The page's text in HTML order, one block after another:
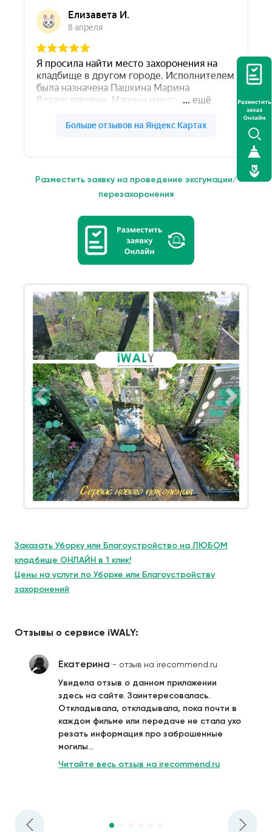
Разместить заявку на проведение эксгумации/
перезахоронения
Заказать Уборку или Благоустройство на ЛЮБОМ
кладбище ОНЛАЙН в 1 клик!
Цены на услуги по Уборке или Благоустройству
захоронений
Отзывы о сервисе iWALY:
Екатерина - отзыв на irecommend.ru
Увидела отзыв о данном приложении
здесь на сайте. Заинтересовалась.
Откладывала, откладывала, пока почти в
каждом фильме или передаче не стала ухо
резать информация про заброшенные
могилы...
Читайте весь отзыв на irecommend.ru